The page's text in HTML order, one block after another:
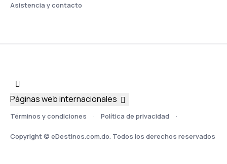
Asistencia y contacto
Términos y condiciones Política de privacidad
Copyright © eDestinos.com.do. Todos los derechos reservados
Páginas web internacionales